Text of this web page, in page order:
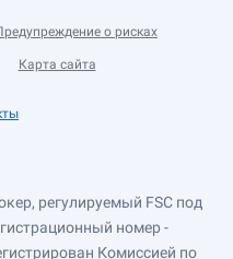
о рисках
Карта сайта
регулируемый FSC под
номер -
Комиссией по